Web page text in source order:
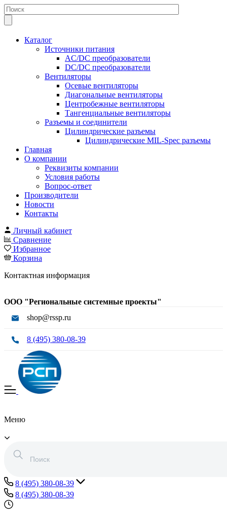
Каталог
Источники питания
AC/DC преобразователи
DC/DC преобразователи
Вентиляторы
Осевые вентиляторы
Диагональные вентиляторы
Центробежные вентиляторы
Тангенциальные вентиляторы
Разъемы и соединители
Цилиндрические разъемы
Цилиндрические MIL-Spec разъемы
Главная
О компании
Реквизиты компании
Условия работы
Вопрос-ответ
Производители
Новости
Контакты
Личный кабинет
Сравнение
Избранное
Корзина
Контактная информация
ООО "Региональные системные проекты"
shop@rssp.ru
8 (495) 380-08-39
Меню
8 (495) 380-08-39
8 (495) 380-08-39